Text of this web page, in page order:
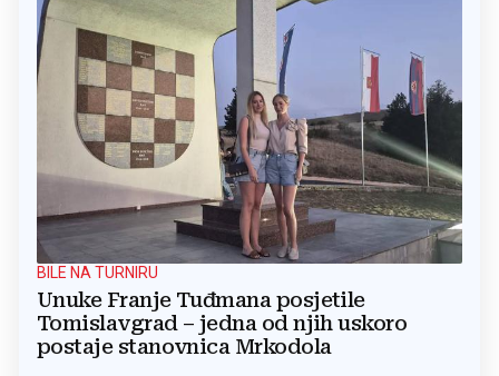
BILE NA TURNIRU
Unuke Franje Tuđmana posjetile
Tomislavgrad – jedna od njih uskoro
postaje stanovnica Mrkodola